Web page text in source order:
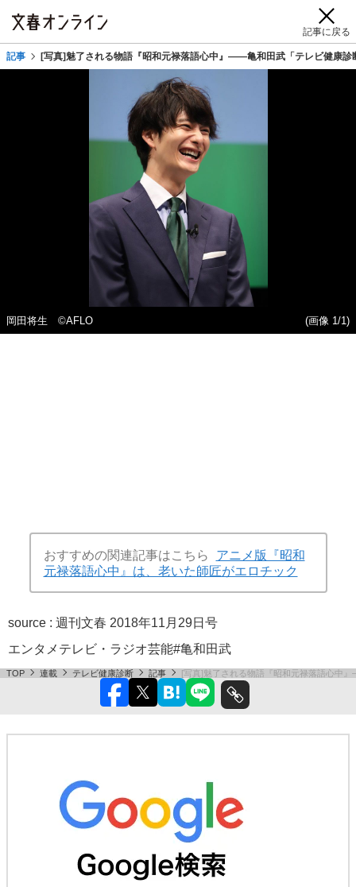
記事に戻る
記事 [写真]魅了される物語『昭和元禄落語心中』――亀和田武「テレビ健康診
岡田将生 ©AFLO (画像 1/1)
おすすめの関連記事はこちら
アニメ版『昭和
元禄落語心中』は、老いた師匠がエロチック
source : 週刊文春 2018年11月29日号
エンタメ テレビ・ラジオ芸能#亀和田武
TOP 連載 テレビ健康診断 記事 [写真]魅了される物語『昭和元禄落語心中